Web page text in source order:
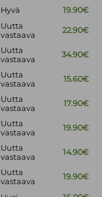
Hyvä 19.90€
Uutta
vastaava
22.90€
Uutta
vastaava
34.90€
Uutta
vastaava
15.60€
Uutta
vastaava
17.90€
Uutta
vastaava
19.90€
Uutta
vastaava
14.90€
Uutta
vastaava
19.90€